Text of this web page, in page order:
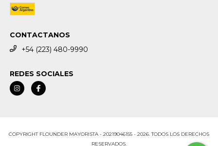
CONTACTANOS
+54 (223) 480-9990
REDES SOCIALES
COPYRIGHT FLOUNDER MAYORISTA - 20219046155 - 2026. TODOS LOS DERECHOS
RESERVADOS.